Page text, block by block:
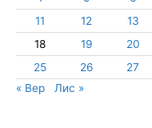
11
12 13
18
19 20
25
26 27
« Вер
Лис »